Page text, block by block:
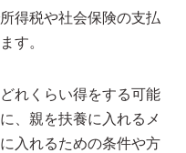
得税や社会保険の支払
す。
れくらい得をする可能
、親を扶養に入れるメ
入れるための条件や方